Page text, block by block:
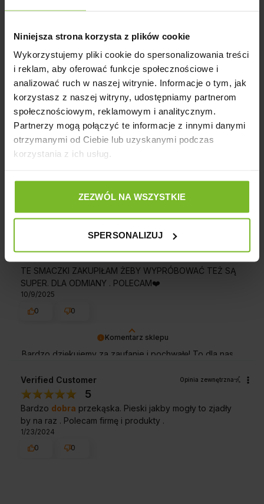
Niniejsza strona korzysta z plików cookie
Wykorzystujemy pliki cookie do spersonalizowania treści
i reklam, aby oferować funkcje społecznościowe i
analizować ruch w naszej witrynie. Informacje o tym, jak
korzystasz z naszej witryny, udostępniamy partnerom
społecznościowym, reklamowym i analitycznym.
Partnerzy mogą połączyć te informacje z innymi danymi
otrzymanymi od Ciebie lub uzyskanymi podczas
korzystania z ich usług.
ZEZWÓL NA WSZYSTKIE
SPERSONALIZUJ
1
Jak zbieramy opinie?
Opinie klientów
Pytania i odpowiedzi (0)
Komentarz sklepu
Bardzo dziękujemy za zaufanie i pochwałę! To dla nas
sklepie!
5
TE SMACZKI ZAKUPIŁAM ŻEBY WYPRÓBOWAĆ TEŻ SĄ
SUPER. DLA ODMIANY . POLECAM❤️
10/9/2025
0
0
Verified Customer Opinia zewnętrzna
5
Bardzo dobra przekąska. Pieski jakby mogły to zjadły
by na raz . Polecam firmę i produkty .
1/23/2024
0
0